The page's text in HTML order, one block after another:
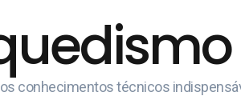
conhecimentos técnicos